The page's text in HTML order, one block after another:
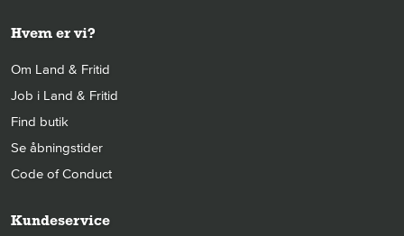
Hvem er vi?
Om Land & Fritid
Job i Land & Fritid
Find butik
Se åbningstider
Code of Conduct
Kundeservice